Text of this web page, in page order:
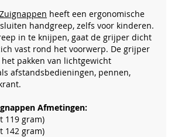
heeft een ergonomische
handgreep, zelfs voor kinderen.
in te knijpen, gaat de grijper dicht
vast rond het voorwerp. De grijper
pakken van lichtgewicht
afstandsbedieningen, pennen,
Afmetingen:
119 gram)
142 gram)